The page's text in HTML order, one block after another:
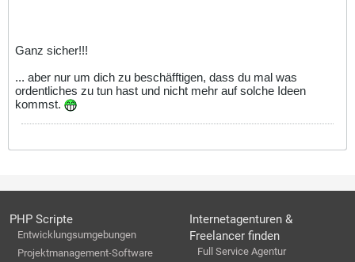
Ganz sicher!!!
... aber nur um dich zu beschäfftigen, dass du mal was
ordentliches zu tun hast und nicht mehr auf solche Ideen
kommst.
PHP Scripte
Entwicklungsumgebungen
Projektmanagement-Software
Internetagenturen &
Freelancer finden
Full Service Agentur